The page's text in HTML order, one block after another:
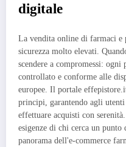
digitale
La vendita online di farmaci e
sicurezza molto elevati.
scendere a compromessi: ogni
controllato e conforme alle
europee. Il portale
principi, garantendo agli
effettuare acquisti con
esigenze di chi cerca un
panorama dell'e-commerce